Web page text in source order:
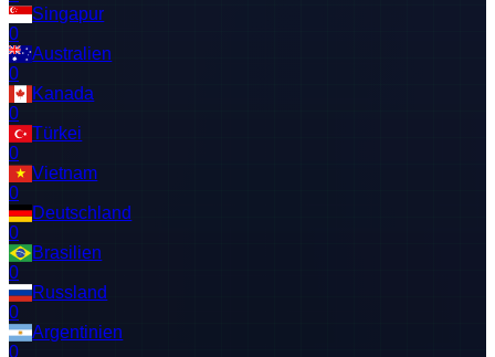
Singapur
0
Australien
0
Kanada
0
Türkei
0
Vietnam
0
Deutschland
0
Brasilien
0
Russland
0
Argentinien
0